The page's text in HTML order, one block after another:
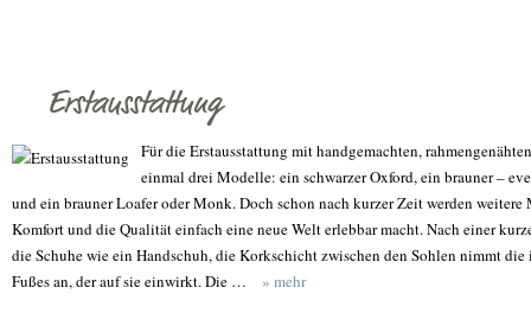
Erstausstattung
Für die Erstausstattung mit handgemachten,
einmal drei Modelle: ein schwarzer Oxford, ein brauner –
und ein brauner Loafer oder Monk. Doch schon nach kurzer Zeit werden weitere
Komfort und die Qualität einfach eine neue Welt erlebbar macht. Nach einer
die Schuhe wie ein Handschuh, die Korkschicht zwischen den Sohlen nimmt
Fußes an, der auf sie einwirkt. Die …
» mehr